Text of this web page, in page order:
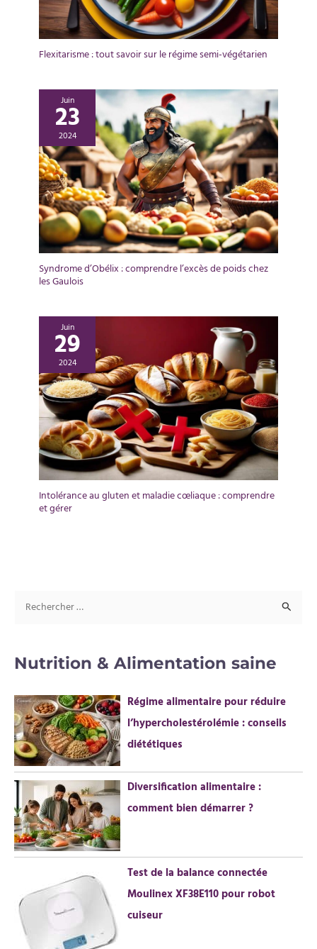
Flexitarisme : tout savoir sur le régime semi-végétarien
Juin
23
2024
Syndrome d’Obélix : comprendre l’excès de poids chez
les Gaulois
Juin
29
2024
Intolérance au gluten et maladie cœliaque : comprendre
et gérer
h
r
c
h
e
r
:
Nutrition & Alimentation saine
Régime alimentaire pour réduire
l’hypercholestérolémie : conseils
diététiques
Diversification alimentaire :
comment bien démarrer ?
Test de la balance connectée
Moulinex XF38E110 pour robot
cuiseur